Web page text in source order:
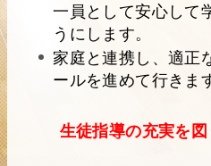
一員として安心して
うにします。
家庭と連携し、適正
ールを進めて行きま
生徒指導の充実を図